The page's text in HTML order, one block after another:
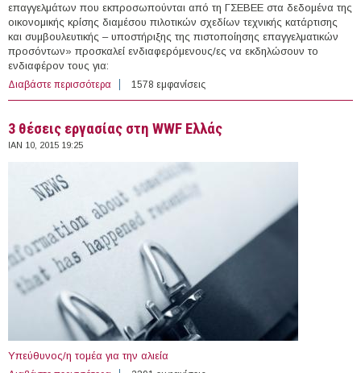
επαγγελμάτων που εκπροσωπούνται από τη ΓΣΕΒΕΕ στα δεδομένα της
οικονομικής κρίσης διαμέσου πιλοτικών σχεδίων τεχνικής κατάρτισης
και συμβουλευτικής – υποστήριξης της πιστοποίησης επαγγελματικών
προσόντων» προσκαλεί ενδιαφερόμενους/ες να εκδηλώσουν το
ενδιαφέρον τους για:
Διαβάστε περισσότερα για 2 άτομα στο Ινστιτούτο Μικρών Επιχειρήσεων της
Γενικής Συνομοσπονδίας Επαγγελματιών Βιοτεχνών
1578 εμφανίσεις
3 θέσεις εργασίας στη WWF Ελλάς
ΙΑΝ 10, 2015 19:25
Υπεύθυνος/η τομέα για την αλιεία